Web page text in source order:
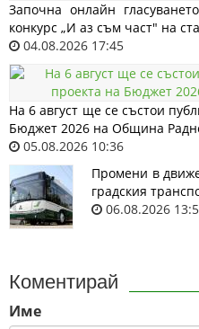
Започна онлайн
конкурс „И аз съм част" на
04.08.2026 17:45
На 6 август ще се състои
Бюджет 2026 на Община
05.08.2026 10:36
Промени в
градския
06.08.2026
Коментирай
Име